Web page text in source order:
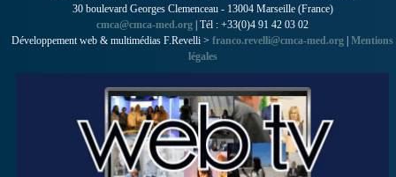
30 boulevard Georges Clemenceau - 13004 Marseille (France)
cmca@cmca-med.org | Tél : +33(0)4 91 42 03 02
Développement web & multimédias F.Revelli > franco.revelli@cmca-med.org | Mentions
légales